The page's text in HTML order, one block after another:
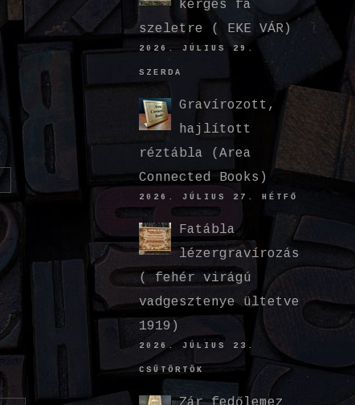
kérges fa
szeletre ( EKE VÁR)
2026. JÚLIUS 29.
SZERDA
Gravírozott,
hajlított
réztábla (Area
Connected Books)
2026. JÚLIUS 27. HÉTFŐ
Fatábla
lézergravírozás
( fehér virágú
vadgesztenye ültetve
1919)
2026. JÚLIUS 23.
CSÜTÖRTÖK